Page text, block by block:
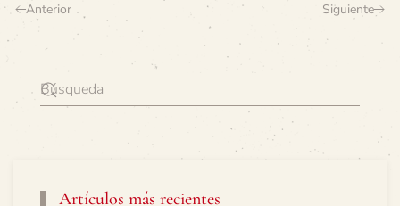
Anterior Siguiente
Artículos más recientes